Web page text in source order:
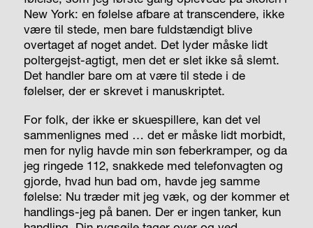
New York: en følelse afbare at transcendere, ikke
være til stede, men bare fuldstændigt blive
overtaget af noget andet. Det lyder måske lidt
poltergejst-agtigt, men det er slet ikke så slemt.
Det handler bare om at være til stede i de
følelser, der er skrevet i manuskriptet.
For folk, der ikke er skuespillere, kan det vel
sammenlignes med … det er måske lidt morbidt,
men for nylig havde min søn feberkramper, og da
jeg ringede 112, snakkede med telefonvagten og
gjorde, hvad hun bad om, havde jeg samme
følelse: Nu træder mit jeg væk, og der kommer et
handlings-jeg på banen. Der er ingen tanker, kun